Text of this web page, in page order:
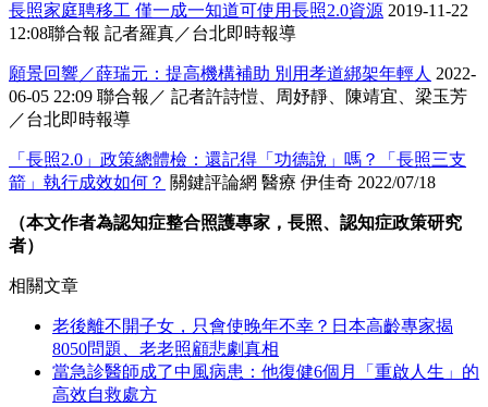
長照家庭聘移工 僅一成一知道可使用長照2.0資源 2019-11-22
12:08聯合報 記者羅真／台北即時報導
願景回響／薛瑞元：提高機構補助 別用孝道綁架年輕人 2022-
06-05 22:09 聯合報／ 記者許詩愷、周妤靜、陳靖宜、梁玉芳
／台北即時報導
「長照2.0」政策總體檢：還記得「功德說」嗎？「長照三支
箭」執行成效如何？ 關鍵評論網 醫療 伊佳奇 2022/07/18
（本文作者為認知症整合照護專家，長照、認知症政策研究
者）
相關文章
老後離不開子女，只會使晚年不幸？日本高齡專家揭
8050問題、老老照顧悲劇真相
當急診醫師成了中風病患：他復健6個月「重啟人生」的
高效自救處方